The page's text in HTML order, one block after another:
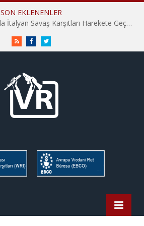
SON EKLENENLER
İHD İstanbul Şube Vicdani Ret Komisyonu: Vicdani Retçiler Olarak Destek İçin Buradayız!
RSS FacebookTwitter